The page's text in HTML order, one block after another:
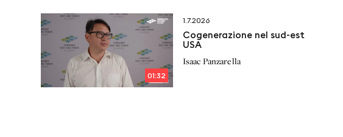
01:32
1.7.2026
Cogenerazione nel sud-est
USA
Isaac Panzarella